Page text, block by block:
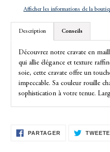
produit
Afficher les informations de la
Description Conseils
Découvrez notre cravate en
qui allie élégance et texture
soie, cette cravate offre un
impeccable. Sa couleur rouille
sophistication à votre tenue.
PARTAGER PARTAGER